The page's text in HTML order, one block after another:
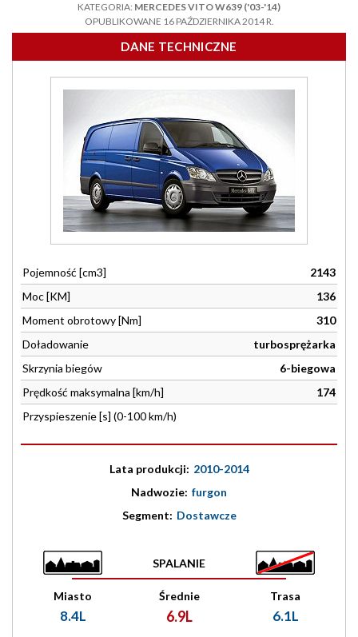
KATEGORIA: MERCEDES VITO W639 ('03-'14)
OPUBLIKOWANE 16 PAŹDZIERNIKA 2014 R.
DANE TECHNICZNE
Pojemność [cm3]
2143
Moc [KM]
136
Moment obrotowy [Nm]
310
Doładowanie
turbosprężarka
Skrzynia biegów
6-biegowa
Prędkość maksymalna [km/h]
174
Przyspieszenie [s] (0-100 km/h)
Lata produkcji: 2010-2014
Nadwozie: furgon
Segment: Dostawcze
SPALANIE
Miasto
8.4L
Średnie
6.9L
Trasa
6.1L